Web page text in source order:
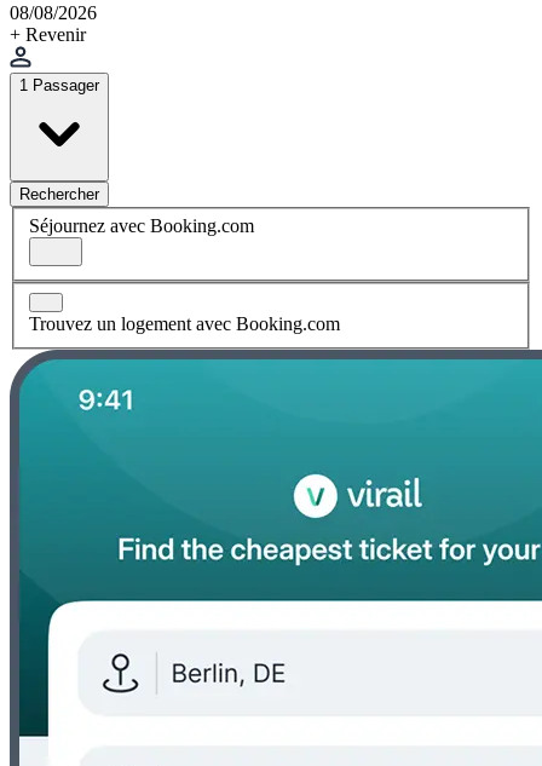
08/08/2026
+ Revenir
1 Passager
Rechercher
Séjournez avec Booking.com
Trouvez un logement avec Booking.com